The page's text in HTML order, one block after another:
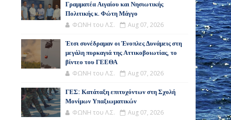
Γραμματέα Αιγαίου και Νησιωτικής
Πολιτικής κ. Φώτη Μάγγο
ΦΩΝΗ του Λ.Σ. Aug 07, 2026
Έτσι συνέδραμαν οι Ένοπλες Δυνάμεις στη
μεγάλη πυρκαγιά της Αττικοβοιωτίας, το
βίντεο του ΓΕΕΘΑ
ΦΩΝΗ του Λ.Σ. Aug 07, 2026
ΓΕΣ: Κατάταξη επιτυχόντων στη Σχολή
Μονίμων Υπαξιωματικών
ΦΩΝΗ του Λ.Σ. Aug 07, 2026